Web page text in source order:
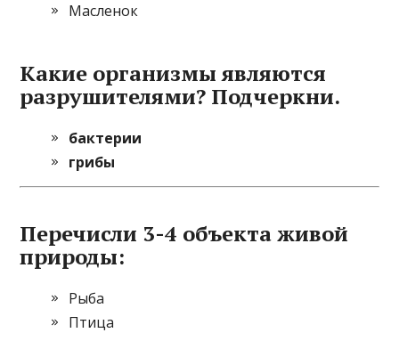
Масленок
Какие организмы являются
разрушителями? Подчеркни.
бактерии
грибы
Перечисли 3-4 объекта живой
природы:
Рыба
Птица